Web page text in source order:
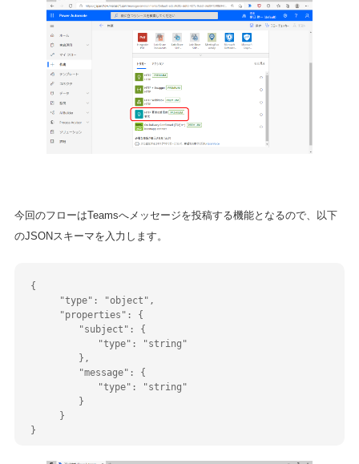
今回のフローはTeamsへメッセージを投稿する機能となるので、以下
のJSONスキーマを入力します。
{
"type": "object",
"properties": {
"subject": {
"type": "string"
},
"message": {
"type": "string"
}
}
}